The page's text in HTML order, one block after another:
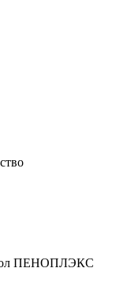
ПЕНОПЛЭКС